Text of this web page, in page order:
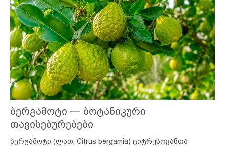
ბერგამოტი — ბოტანიკური
თავისებურებები
ბერგამოტი (ლათ. Citrus bergamia) ციტრუსოვანთა